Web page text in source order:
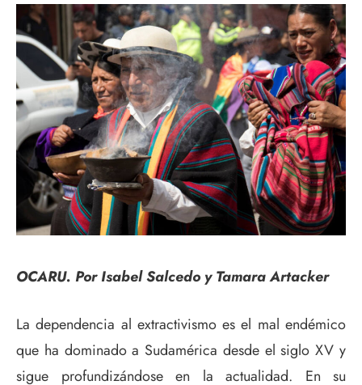
OCARU. Por Isabel Salcedo y Tamara Artacker
La dependencia al extractivismo es el mal endémico
que ha dominado a Sudamérica desde el siglo XV y
sigue profundizándose en la actualidad. En su